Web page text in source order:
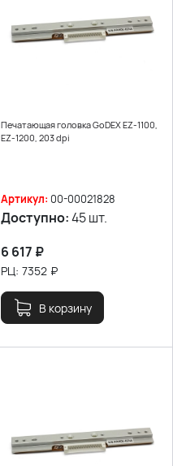
Печатающая головка GoDEX EZ-1100,
EZ-1200, 203 dpi
Артикул: 00-00021828
Доступно:45 шт.
6 617 ₽
РЦ: 7352 ₽
В корзину